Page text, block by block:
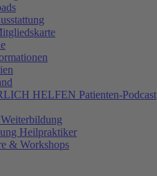
HELFEN Patienten-Podcast
Heilpraktiker
& Workshops